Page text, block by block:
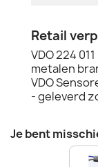
Retail
VDO 224
metalen
VDO
- geleverd
Je bent